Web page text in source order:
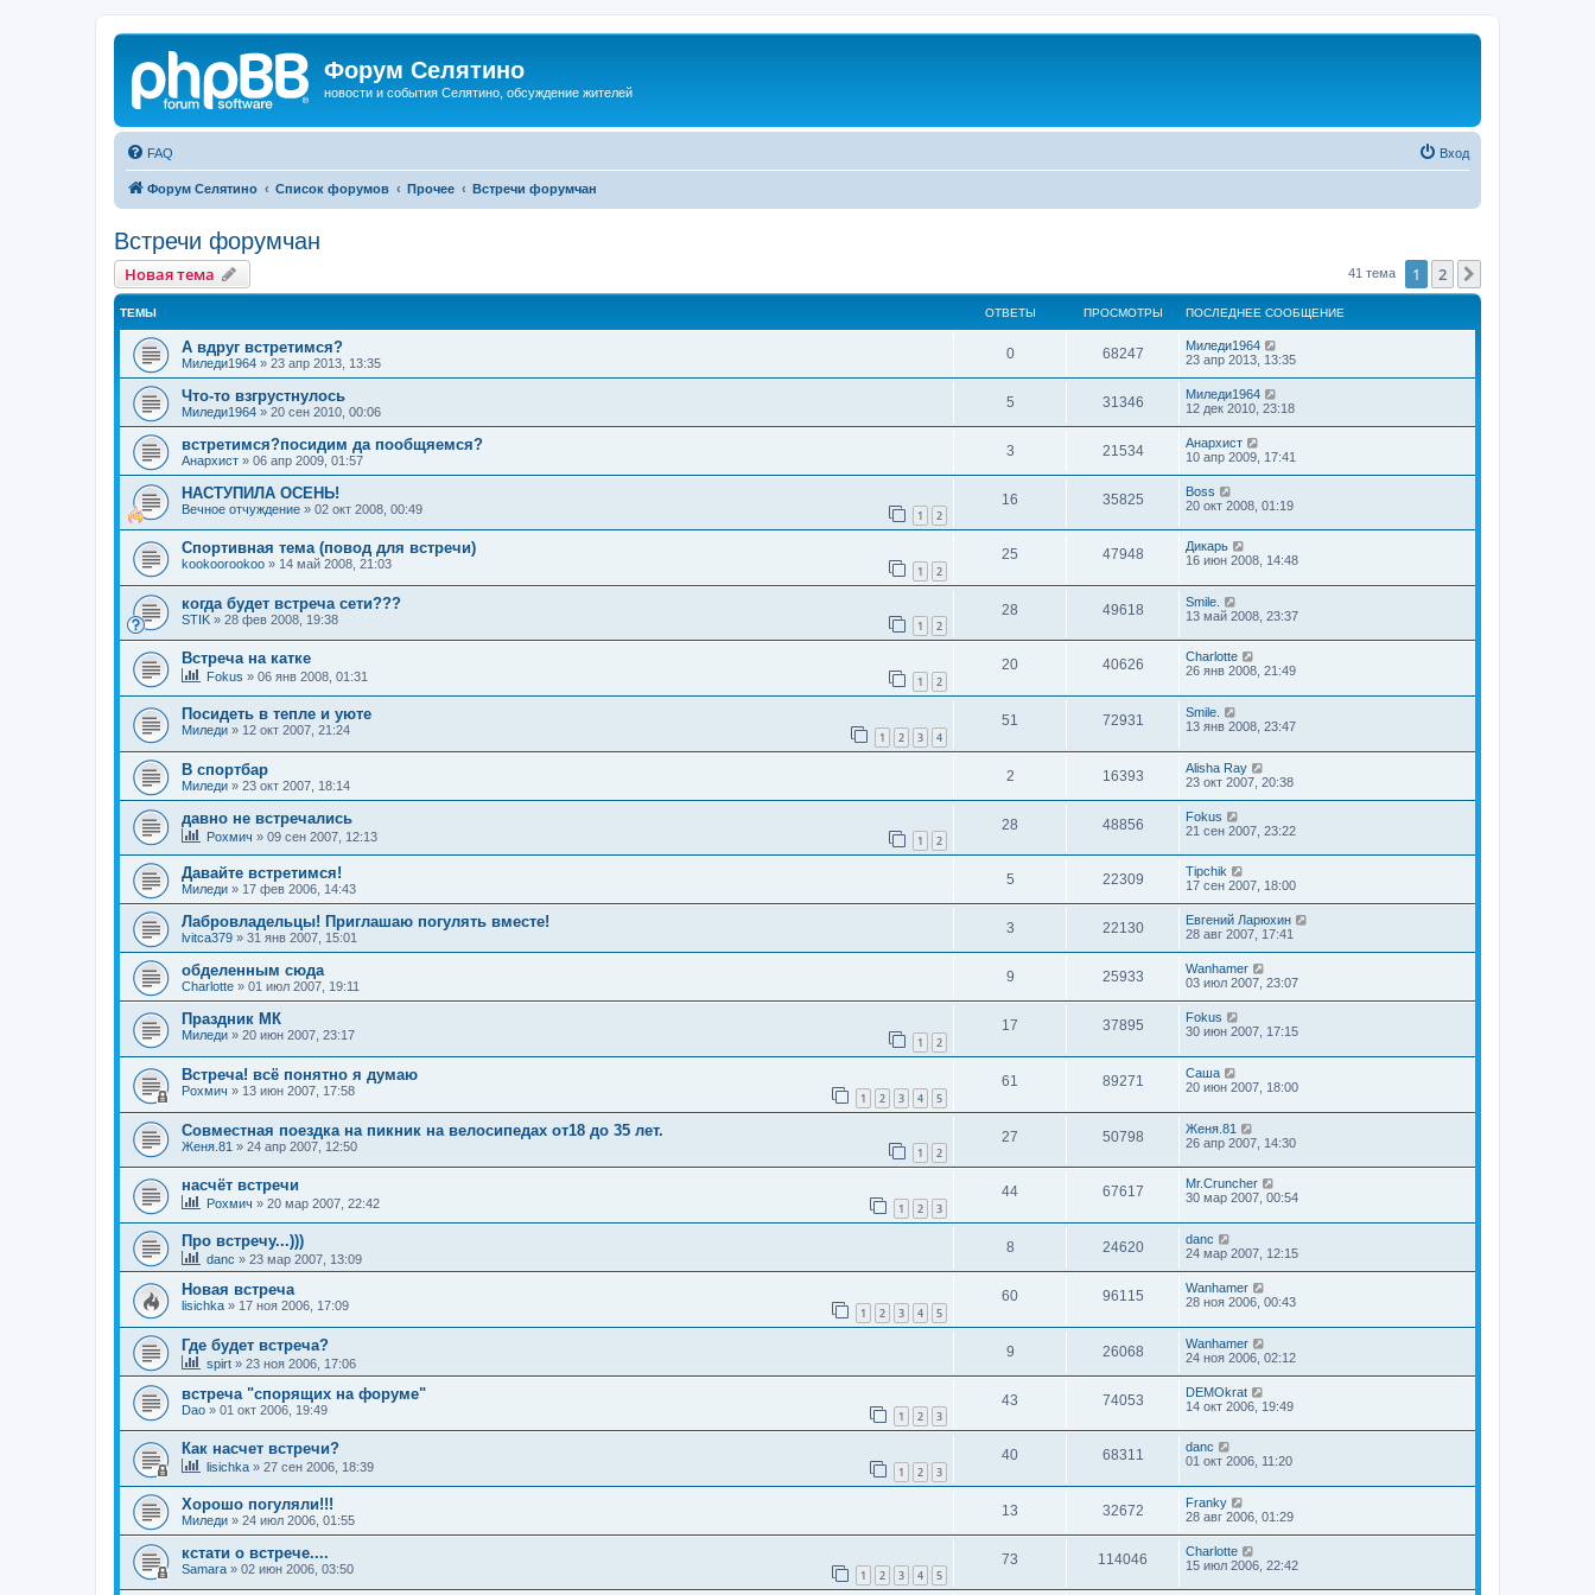
Форум Селятино
новости и события Селятино, обсуждение жителей
FAQ Вход
Форум Селятино Список форумов Прочее Встречи форумчан
Встречи форумчан
Новая тема 41 тема 1 2
ТЕМЫ ОТВЕТЫ ПРОСМОТРЫ ПОСЛЕДНЕЕ СООБЩЕНИЕ
А вдруг встретимся?
Миледи1964 » 23 апр 2013, 13:35
0 68247
Миледи1964
23 апр 2013, 13:35
Что-то взгрустнулось
Миледи1964 » 20 сен 2010, 00:06
5 31346
Миледи1964
12 дек 2010, 23:18
встретимся?посидим да пообщяемся?
Анархист » 06 апр 2009, 01:57
3 21534
Анархист
10 апр 2009, 17:41
НАСТУПИЛА ОСЕНЬ!
Вечное отчуждение » 02 окт 2008, 00:49 1 2
16 35825
Boss
20 окт 2008, 01:19
Спортивная тема (повод для встречи)
kookoorookoo » 14 май 2008, 21:03 1 2
25 47948
Дикарь
16 июн 2008, 14:48
когда будет встреча сети???
STIK » 28 фев 2008, 19:38 1 2
28 49618
Smile.
13 май 2008, 23:37
Встреча на катке
Fokus » 06 янв 2008, 01:31 1 2
20 40626
Charlotte
26 янв 2008, 21:49
Посидеть в тепле и уюте
Миледи » 12 окт 2007, 21:24 1 2 3 4
51 72931
Smile.
13 янв 2008, 23:47
В спортбар
Миледи » 23 окт 2007, 18:14
2 16393
Alisha Ray
23 окт 2007, 20:38
давно не встречались
Рохмич » 09 сен 2007, 12:13 1 2
28 48856
Fokus
21 сен 2007, 23:22
Давайте встретимся!
Миледи » 17 фев 2006, 14:43
5 22309
Tipchik
17 сен 2007, 18:00
Лабровладельцы! Приглашаю погулять вместе!
lvitca379 » 31 янв 2007, 15:01
3 22130
Евгений Ларюхин
28 авг 2007, 17:41
обделенным сюда
Charlotte » 01 июл 2007, 19:11
9 25933
Wanhamer
03 июл 2007, 23:07
Праздник МК
Миледи » 20 июн 2007, 23:17 1 2
17 37895
Fokus
30 июн 2007, 17:15
Встреча! всё понятно я думаю
Рохмич » 13 июн 2007, 17:58 1 2 3 4 5
61 89271
Саша
20 июн 2007, 18:00
Совместная поездка на пикник на велосипедах от18 до 35 лет.
Женя.81 » 24 апр 2007, 12:50 1 2
27 50798
Женя.81
26 апр 2007, 14:30
насчёт встречи
Рохмич » 20 мар 2007, 22:42 1 2 3
44 67617
Mr.Cruncher
30 мар 2007, 00:54
Про встречу...)))
danc » 23 мар 2007, 13:09
8 24620
danc
24 мар 2007, 12:15
Новая встреча
lisichka » 17 ноя 2006, 17:09 1 2 3 4 5
60 96115
Wanhamer
28 ноя 2006, 00:43
Где будет встреча?
spirt » 23 ноя 2006, 17:06
9 26068
Wanhamer
24 ноя 2006, 02:12
встреча "спорящих на форуме"
Dao » 01 окт 2006, 19:49 1 2 3
43 74053
DEMOkrat
14 окт 2006, 19:49
Как насчет встречи?
lisichka » 27 сен 2006, 18:39 1 2 3
40 68311
danc
01 окт 2006, 11:20
Хорошо погуляли!!!
Миледи » 24 июл 2006, 01:55
13 32672
Franky
28 авг 2006, 01:29
кстати о встрече....
Samara » 02 июн 2006, 03:50 1 2 3 4 5
73 114046
Charlotte
15 июл 2006, 22:42